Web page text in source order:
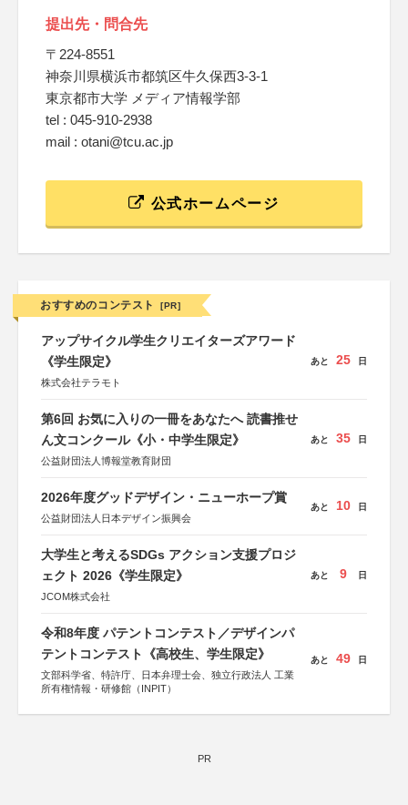
提出先・問合先
〒224-8551
神奈川県横浜市都筑区牛久保西3-3-1
東京都市大学 メディア情報学部
tel : 045-910-2938
mail : otani@tcu.ac.jp
公式ホームページ
おすすめのコンテスト [PR]
アップサイクル学生クリエイターズアワード
《学生限定》
株式会社テラモト
あと 25 日
第6回 お気に入りの一冊をあなたへ 読書推せ
ん文コンクール《小・中学生限定》
公益財団法人博報堂教育財団
あと 35 日
2026年度グッドデザイン・ニューホープ賞
公益財団法人日本デザイン振興会
あと 10 日
大学生と考えるSDGs アクション支援プロジ
ェクト 2026《学生限定》
JCOM株式会社
あと 9 日
令和8年度 パテントコンテスト／デザインパ
テントコンテスト《高校生、学生限定》
文部科学省、特許庁、日本弁理士会、独立行政法人 工業
所有権情報・研修館（INPIT）
あと 49 日
PR